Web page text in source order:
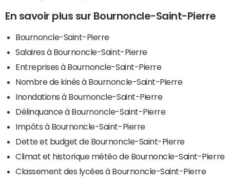
En savoir plus sur Bournoncle-Saint-Pierre
Bournoncle-Saint-Pierre
Salaires à Bournoncle-Saint-Pierre
Entreprises à Bournoncle-Saint-Pierre
Nombre de kinés à Bournoncle-Saint-Pierre
Inondations à Bournoncle-Saint-Pierre
Délinquance à Bournoncle-Saint-Pierre
Impôts à Bournoncle-Saint-Pierre
Dette et budget de Bournoncle-Saint-Pierre
Climat et historique météo de Bournoncle-Saint-Pierre
Classement des lycées à Bournoncle-Saint-Pierre